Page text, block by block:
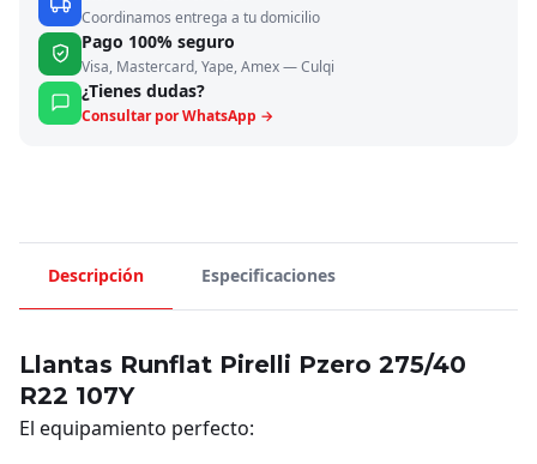
Coordinamos entrega a tu domicilio
Pago 100% seguro
Visa, Mastercard, Yape, Amex — Culqi
¿Tienes dudas?
Consultar por WhatsApp →
Descripción Especificaciones
Llantas Runflat Pirelli Pzero 275/40
R22 107Y
El equipamiento perfecto: